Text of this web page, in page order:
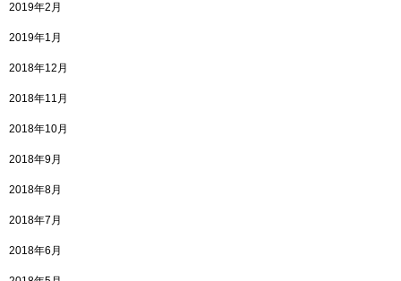
2019年2月
2019年1月
2018年12月
2018年11月
2018年10月
2018年9月
2018年8月
2018年7月
2018年6月